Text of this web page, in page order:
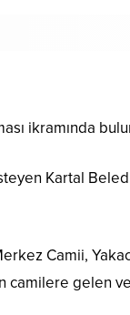
ikramında
Kartal
Camii,
camilere gelen